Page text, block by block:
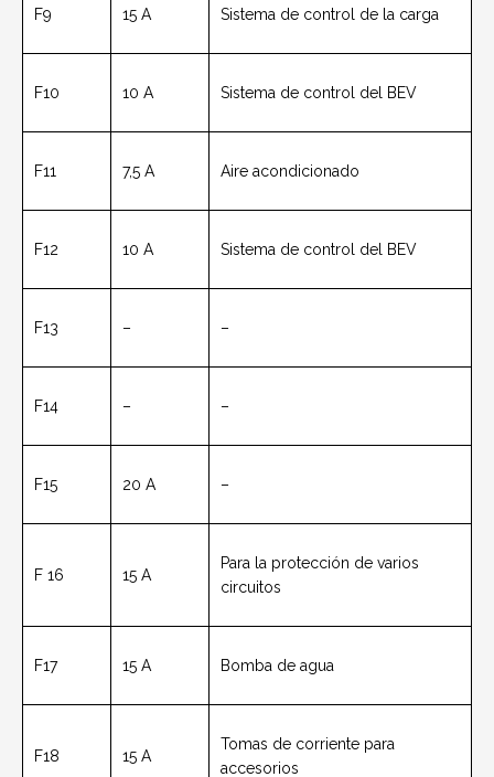
F9 15 A Sistema de control de la carga
F10 10 A Sistema de control del BEV
F11 7,5 A Aire acondicionado
F12 10 A Sistema de control del BEV
F13 – –
F14 – –
F15 20 A –
F 16 15 A
Para la protección de varios
circuitos
F17 15 A Bomba de agua
F18 15 A
Tomas de corriente para
accesorios